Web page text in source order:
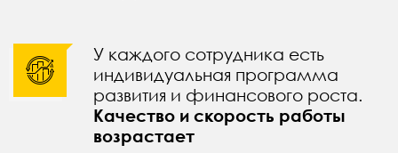
У каждого сотрудника есть
индивидуальная программа
развития и финансового роста.
Качество и скорость работы
возрастает